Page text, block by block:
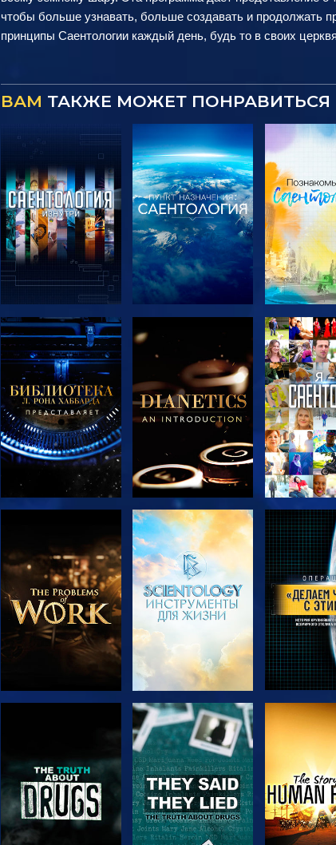
чтобы больше узнавать, больше создавать и продолжать
принципы Саентологии каждый день, будь то в своих
ВАМ ТАКЖЕ МОЖЕТ ПОНРАВИТЬСЯ
СМОТРЕТЬ
ПЕРЕДАЧИ
СМОТРЕТЬ
ПЕРЕДАЧИ
СМОТРЕТЬ
ПЕРЕДАЧИ
СМОТРЕТЬ
СМОТРЕТЬ